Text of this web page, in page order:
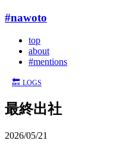
#nawoto
top
about
#mentions
🔙 LOGS
最終出社
2026/05/21